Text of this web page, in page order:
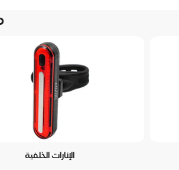
الإنارات الخلفية